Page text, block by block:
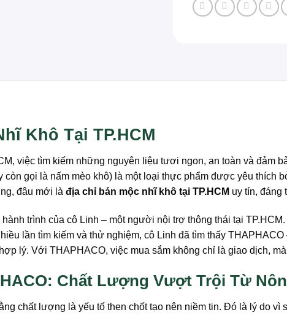
Khô Tại TP.HCM
việc tìm kiếm những nguyên liệu tươi ngon, an toàn và
còn gọi là nấm mèo khô) là một loại thực phẩm được yêu
đâu mới là địa chỉ bán mộc nhĩ khô tại TP.HCM uy tín, đáng
trình của cô Linh – một người nội trợ thông thái tại
lần tìm kiếm và thử nghiệm, cô Linh đã tìm thấy
lý. Với THAPHACO, việc mua sắm không chỉ là giao dịch,
Chất Lượng Vượt Trội Từ
chất lượng là yếu tố then chốt tạo nên niềm tin. Đó là lý do